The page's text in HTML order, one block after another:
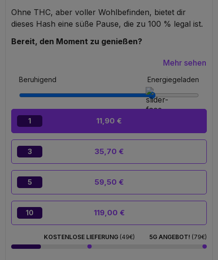
Ohne THC, aber voller Wohlbefinden, bietet dir
dieses Hash eine süße Pause, die zu 100 % legal ist.
Bereit, den Moment zu genießen?
Mehr sehen
Beruhigend Energiegeladen
1 11,90 €
3 35,70 €
5 59,50 €
10 119,00 €
KOSTENLOSE LIEFERUNG (49€) 5G ANGEBOT! (79€)